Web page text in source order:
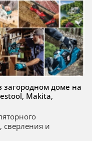
загородном доме на
Makita,
сверления и